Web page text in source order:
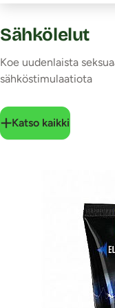
Sähkölelut
Koe uudenlaista
sähköstimulaatiota
Katso kaikki